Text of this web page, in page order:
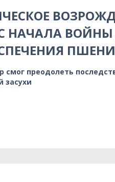
НАЧАЛА
смог преодолеть
засухи